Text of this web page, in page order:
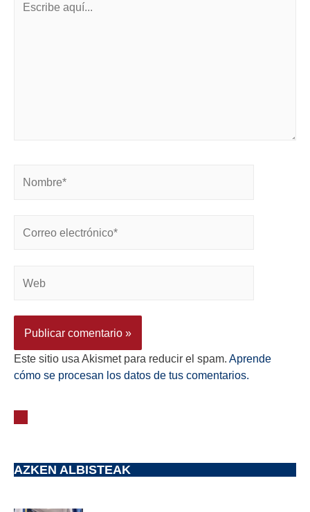
Este sitio usa Akismet para reducir el spam. Aprende
cómo se procesan los datos de tus comentarios.
AZKEN ALBISTEAK